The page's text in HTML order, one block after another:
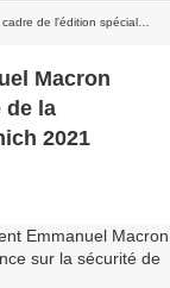
sur la sécurité de Munich 2021
Macron
de la
2021